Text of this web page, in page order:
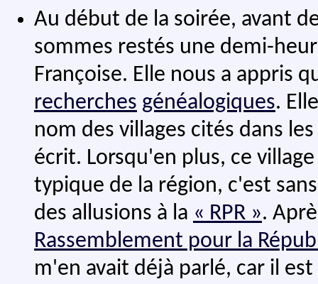
Au début de la soirée, avant
sommes restés une demi-
Françoise. Elle nous a appris
recherches généalogiques.
nom des villages cités dans
écrit. Lorsqu'en plus, ce
typique de la région, c'est
des allusions à la « RPR ».
Rassemblement pour la
m'en avait déjà parlé, car il